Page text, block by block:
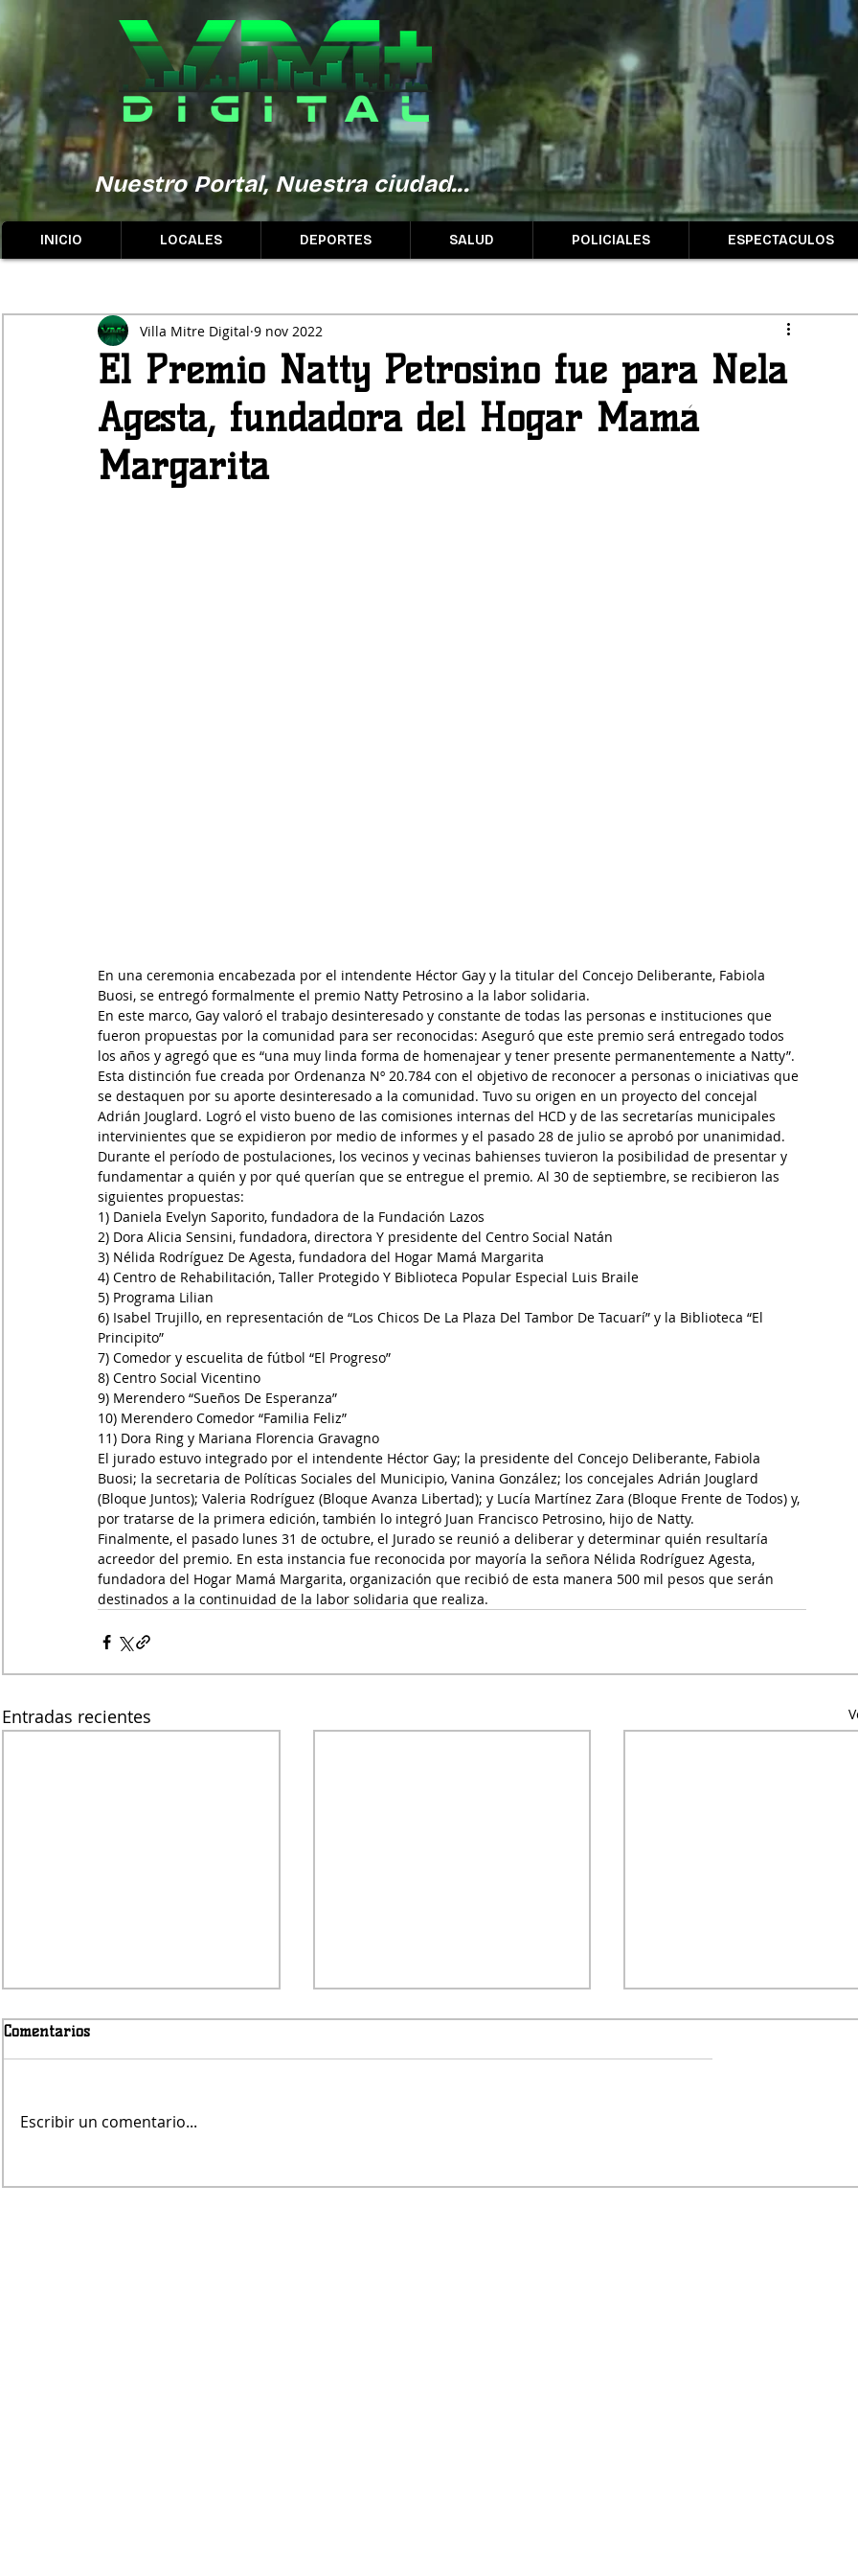
Nuestro Portal, Nuestra ciudad...
INICIO LOCALES DEPORTES SALUD POLICIALES ESPECTACULOS
El Premio Natty Petrosino fue para Nela
Agesta, fundadora del Hogar Mamá
Margarita
Villa Mitre Digital 9 nov 2022
En una ceremonia encabezada por el intendente Héctor Gay y la titular del Concejo Deliberante, Fabiola
Buosi, se entregó formalmente el premio Natty Petrosino a la labor solidaria.
En este marco, Gay valoró el trabajo desinteresado y constante de todas las personas e instituciones que
fueron propuestas por la comunidad para ser reconocidas: Aseguró que este premio será entregado todos
los años y agregó que es “una muy linda forma de homenajear y tener presente permanentemente a Natty”.
Esta distinción fue creada por Ordenanza Nº 20.784 con el objetivo de reconocer a personas o iniciativas que
se destaquen por su aporte desinteresado a la comunidad. Tuvo su origen en un proyecto del concejal
Adrián Jouglard. Logró el visto bueno de las comisiones internas del HCD y de las secretarías municipales
intervinientes que se expidieron por medio de informes y el pasado 28 de julio se aprobó por unanimidad.
Durante el período de postulaciones, los vecinos y vecinas bahienses tuvieron la posibilidad de presentar y
fundamentar a quién y por qué querían que se entregue el premio. Al 30 de septiembre, se recibieron las
siguientes propuestas:
1) Daniela Evelyn Saporito, fundadora de la Fundación Lazos
2) Dora Alicia Sensini, fundadora, directora Y presidente del Centro Social Natán
3) Nélida Rodríguez De Agesta, fundadora del Hogar Mamá Margarita
4) Centro de Rehabilitación, Taller Protegido Y Biblioteca Popular Especial Luis Braile
5) Programa Lilian
6) Isabel Trujillo, en representación de “Los Chicos De La Plaza Del Tambor De Tacuarí” y la Biblioteca “El
Principito”
7) Comedor y escuelita de fútbol “El Progreso”
8) Centro Social Vicentino
9) Merendero “Sueños De Esperanza”
10) Merendero Comedor “Familia Feliz”
11) Dora Ring y Mariana Florencia Gravagno
El jurado estuvo integrado por el intendente Héctor Gay; la presidente del Concejo Deliberante, Fabiola
Buosi; la secretaria de Políticas Sociales del Municipio, Vanina González; los concejales Adrián Jouglard
(Bloque Juntos); Valeria Rodríguez (Bloque Avanza Libertad); y Lucía Martínez Zara (Bloque Frente de Todos) y,
por tratarse de la primera edición, también lo integró Juan Francisco Petrosino, hijo de Natty.
Finalmente, el pasado lunes 31 de octubre, el Jurado se reunió a deliberar y determinar quién resultaría
acreedor del premio. En esta instancia fue reconocida por mayoría la señora Nélida Rodríguez Agesta,
fundadora del Hogar Mamá Margarita, organización que recibió de esta manera 500 mil pesos que serán
destinados a la continuidad de la labor solidaria que realiza.
Entradas recientes
Comentarios
Escribir un comentario...